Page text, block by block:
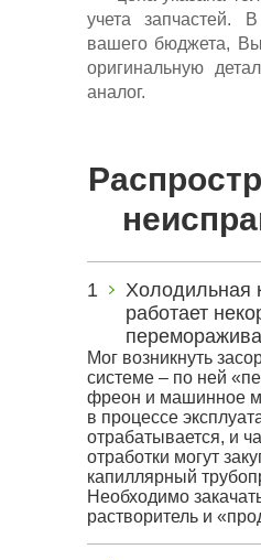
учета запчастей.
вашего бюджета,
оригинальную
аналог.
Холодильная
работает
Мог возникнуть
системе – по ней
фреон и машинное
в процессе
отрабатывается, и
отработки могут
капиллярный
Необходимо
растворитель и